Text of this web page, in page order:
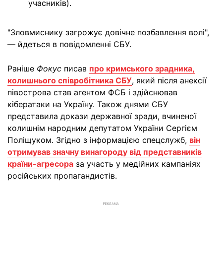
учасників).
"Зловмиснику загрожує довічне позбавлення волі",
— йдеться в повідомленні СБУ.
Раніше Фокус писав про кримського зрадника,
колишнього співробітника СБУ, який після анексії
півострова став агентом ФСБ і здійснював
кібератаки на Україну. Також днями СБУ
представила докази державної зради, вчиненої
колишнім народним депутатом України Сергієм
Поліщуком. Згідно з інформацією спецслужб, він
отримував значну винагороду від представників
країни-агресора за участь у медійних кампаніях
російських пропагандистів.
РЕКЛАМА